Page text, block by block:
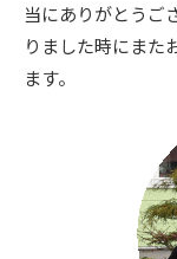
当にありがとうご
りました時にまた
ます。